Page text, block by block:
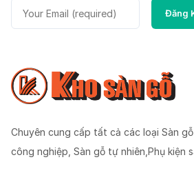
Chuyên cung cấp tất cả các loại Sàn
công nghiệp, Sàn gỗ tự nhiên,Phụ kiện